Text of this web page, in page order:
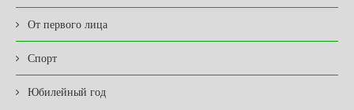
От первого лица
Спорт
Юбилейный год